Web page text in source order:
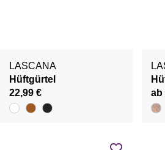
LASCANA
Hüftgürtel
22,99 €
ab